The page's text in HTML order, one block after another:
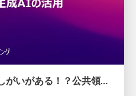
制約が多いからこそ設計しがいがある！？公共領域でのAWSと生成AIの活用